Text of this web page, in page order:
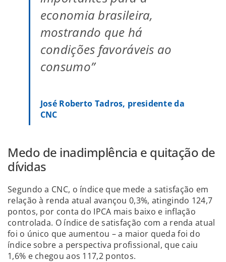
economia brasileira,
mostrando que há
condições favoráveis ao
consumo”
José Roberto Tadros, presidente da
CNC
Medo de inadimplência e quitação de
dívidas
Segundo a CNC, o índice que mede a satisfação em
relação à renda atual avançou 0,3%, atingindo 124,7
pontos, por conta do IPCA mais baixo e inflação
controlada. O índice de satisfação com a renda atual
foi o único que aumentou – a maior queda foi do
índice sobre a perspectiva profissional, que caiu
1,6% e chegou aos 117,2 pontos.